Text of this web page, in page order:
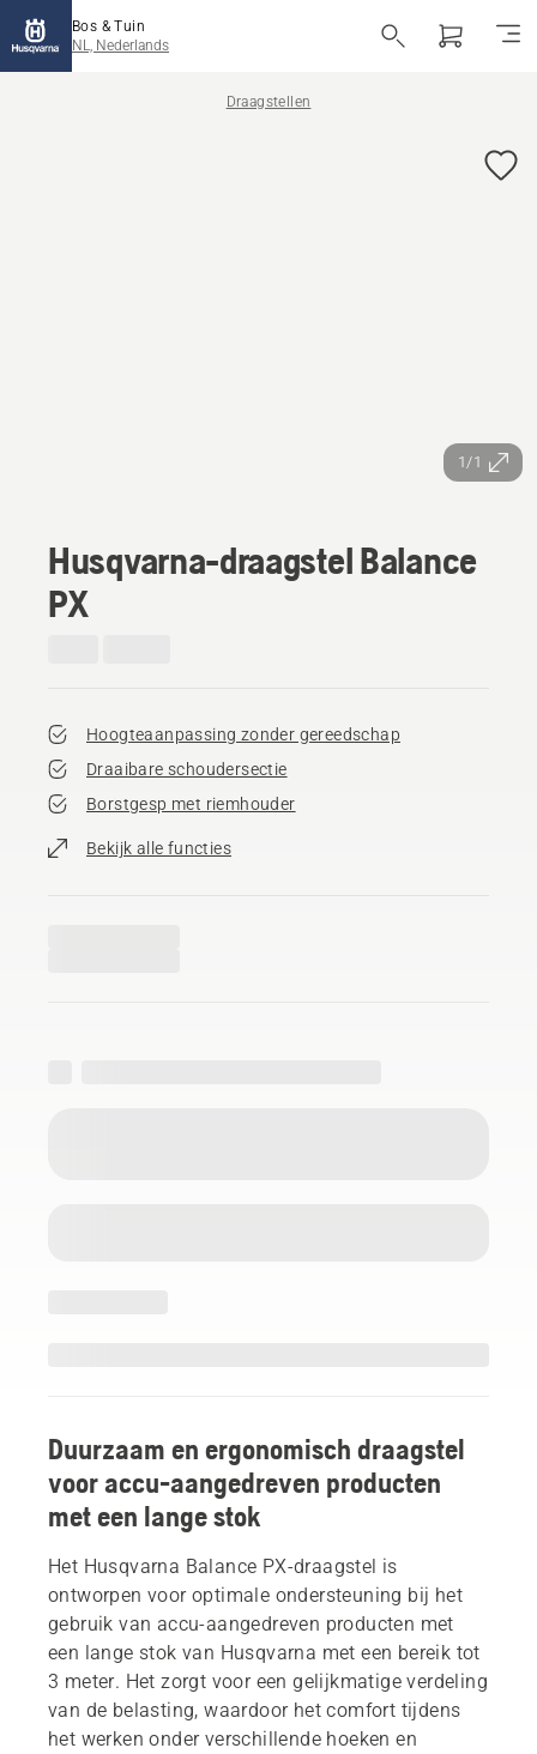
Bos & Tuin
NL, Nederlands
Draagstellen
1/1
Husqvarna-draagstel Balance
PX
Hoogteaanpassing zonder gereedschap
Draaibare schoudersectie
Borstgesp met riemhouder
Bekijk alle functies
Duurzaam en ergonomisch draagstel
voor accu-aangedreven producten
met een lange stok
Het Husqvarna Balance PX-draagstel is
ontworpen voor optimale ondersteuning bij het
gebruik van accu-aangedreven producten met
een lange stok van Husqvarna met een bereik tot
3 meter. Het zorgt voor een gelijkmatige verdeling
van de belasting, waardoor het comfort tijdens
het werken onder verschillende hoeken en